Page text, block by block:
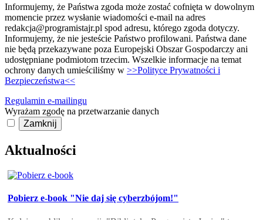
Informujemy, że Państwa zgoda może zostać cofnięta w dowolnym
momencie przez wysłanie wiadomości e-mail na adres
redakcja@programistajr.pl spod adresu, którego zgoda dotyczy.
Informujemy, że nie jesteście Państwo profilowani. Państwa dane
nie będą przekazywane poza Europejski Obszar Gospodarczy ani
udostępniane podmiotom trzecim. Wszelkie informacje na temat
ochrony danych umieściliśmy w >>Polityce Prywatności i
Bezpieczeństwa<<
Regulamin e-mailingu
Wyrażam zgodę na przetwarzanie danych
Zamknij
Aktualności
Pobierz e-book "Nie daj się cyberzbójom!"